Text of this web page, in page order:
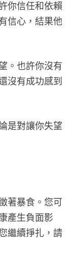
你信任和依賴
信心，結果他
。也許你沒有
沒有成功感到
是對讓你失望
著暴食。您可
產生負面影
繼續掙扎，請